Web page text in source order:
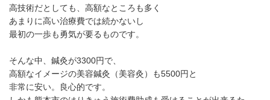
高技術だとしても、高額なところも多く
あまりに高い治療費では続かないし
最初の一歩も勇気が要るものです。
そんな中、鍼灸が3300円で、
高額なイメージの美容鍼灸（美容灸）も5500円と
非常に安い。良心的です。